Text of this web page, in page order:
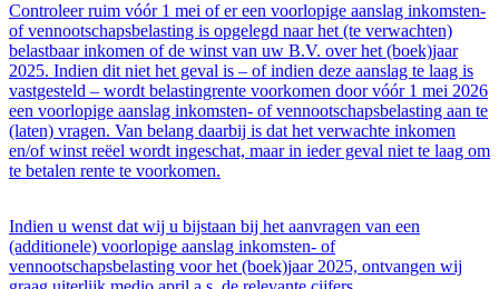
Controleer ruim vóór 1 mei of er een voorlopige aanslag inkomsten-
of vennootschapsbelasting is opgelegd naar het (te verwachten)
belastbaar inkomen of de winst van uw B.V. over het (boek)jaar
2025. Indien dit niet het geval is – of indien deze aanslag te laag is
vastgesteld – wordt belastingrente voorkomen door vóór 1 mei 2026
een voorlopige aanslag inkomsten- of vennootschapsbelasting aan te
(laten) vragen. Van belang daarbij is dat het verwachte inkomen
en/of winst reëel wordt ingeschat, maar in ieder geval niet te laag om
te betalen rente te voorkomen.
Indien u wenst dat wij u bijstaan bij het aanvragen van een
(additionele) voorlopige aanslag inkomsten- of
vennootschapsbelasting voor het (boek)jaar 2025, ontvangen wij